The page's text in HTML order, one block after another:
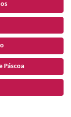
Páscoa